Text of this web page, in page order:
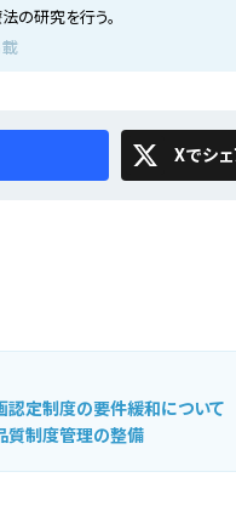
の研究を行う。
載
X
定制度の要件緩和について
質制度管理の整備